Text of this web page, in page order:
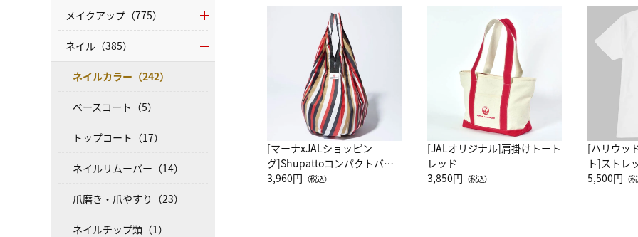
[マーナxJALショッピン
グ]Shupattoコンパクトバッ
グ Drop JAL客室乗務員
3,960円 （税込）
[JALオリジナル]肩掛けトート
レッド
3,850円 （税込）
[ハリウッ
ト]ストレ
ーネック
5,500円 （
メイクアップ（775）
ネイル（385）
ネイルカラー（242）
ベースコート（5）
トップコート（17）
ネイルリムーバー（14）
爪磨き・爪やすり（23）
ネイルチップ類（1）